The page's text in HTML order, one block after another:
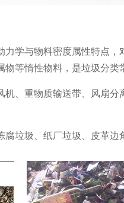
力学与物料密度属性特点
等惰性物料，是垃圾分类
、重物质输送带、风扇
垃圾、纸厂垃圾、皮革边